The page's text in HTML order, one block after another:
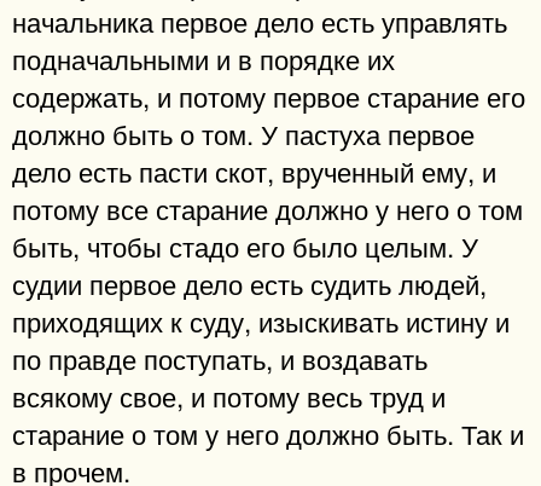
начальника первое дело есть управлять
подначальными и в порядке их
содержать, и потому первое старание его
должно быть о том. У пастуха первое
дело есть пасти скот, врученный ему, и
потому все старание должно у него о том
быть, чтобы стадо его было целым. У
судии первое дело есть судить людей,
приходящих к суду, изыскивать истину и
по правде поступать, и воздавать
всякому свое, и потому весь труд и
старание о том у него должно быть. Так и
в прочем.